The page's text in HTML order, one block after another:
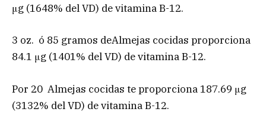
μg (1648% del VD) de vitamina B-12.
3 oz. ó 85 gramos deAlmejas cocidas proporciona
84.1 μg (1401% del VD) de vitamina B-12.
Por 20 Almejas cocidas te proporciona 187.69 μg
(3132% del VD) de vitamina B-12.